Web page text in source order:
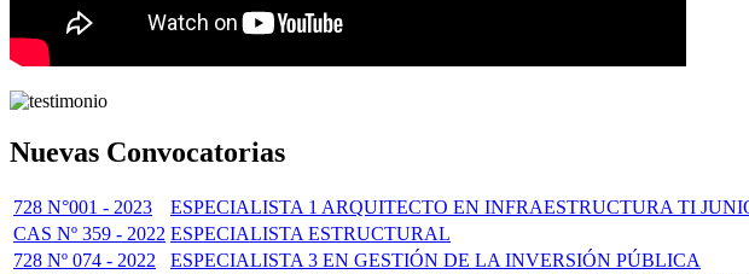
Nuevas Convocatorias
728 N°001 - 2023
ESPECIALISTA 1 ARQUITECTO EN INFRAESTRUCTURA TI
CAS Nº 359 - 2022 ESPECIALISTA ESTRUCTURAL
728 Nº 074 - 2022
ESPECIALISTA 3 EN GESTIÓN DE LA INVERSIÓN PÚBLICA